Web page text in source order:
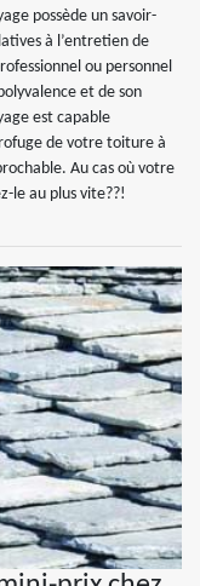
possède un savoir-
à l’entretien de
ou personnel
et de son
est capable
de votre toiture à
Au cas où votre
le au plus vite??!